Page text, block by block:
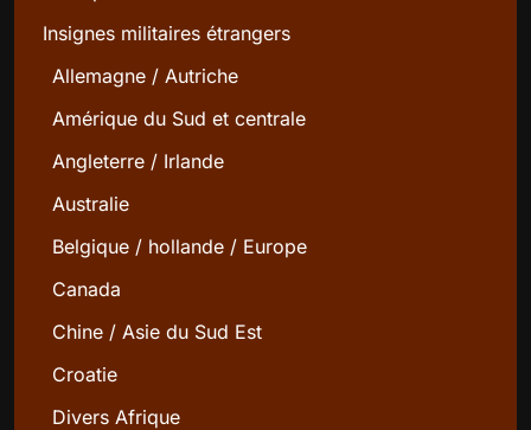
Insignes militaires étrangers
Allemagne / Autriche
Amérique du Sud et centrale
Angleterre / Irlande
Australie
Belgique / hollande / Europe
Canada
Chine / Asie du Sud Est
Croatie
Divers Afrique